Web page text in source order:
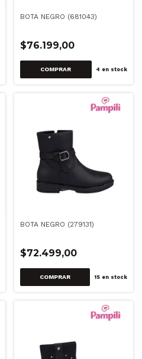
BOTA NEGRO (681043)
$76.199,00
COMPRAR 4 en stock
BOTA NEGRO (279131)
$72.499,00
COMPRAR 15 en stock